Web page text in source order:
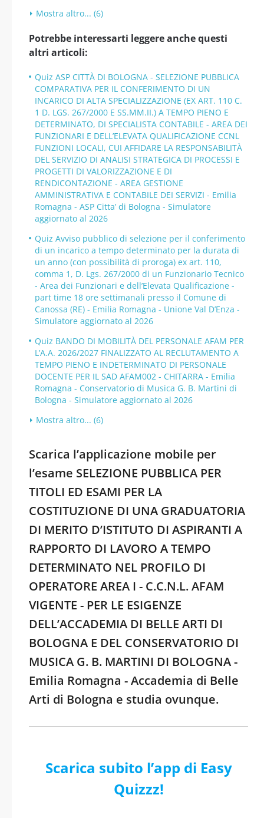
Mostra altro... (6)
Potrebbe interessarti leggere anche questi
altri articoli:
Quiz ASP CITTÀ DI BOLOGNA - SELEZIONE PUBBLICA
COMPARATIVA PER IL CONFERIMENTO DI UN
INCARICO DI ALTA SPECIALIZZAZIONE (EX ART. 110 C.
1 D. LGS. 267/2000 E SS.MM.II.) A TEMPO PIENO E
DETERMINATO, DI SPECIALISTA CONTABILE - AREA DEI
FUNZIONARI E DELL’ELEVATA QUALIFICAZIONE CCNL
FUNZIONI LOCALI, CUI AFFIDARE LA RESPONSABILITÀ
DEL SERVIZIO DI ANALISI STRATEGICA DI PROCESSI E
PROGETTI DI VALORIZZAZIONE E DI
RENDICONTAZIONE - AREA GESTIONE
AMMINISTRATIVA E CONTABILE DEI SERVIZI - Emilia
Romagna - ASP Citta’ di Bologna - Simulatore
aggiornato al 2026
Quiz Avviso pubblico di selezione per il conferimento
di un incarico a tempo determinato per la durata di
un anno (con possibilità di proroga) ex art. 110,
comma 1, D. Lgs. 267/2000 di un Funzionario Tecnico
- Area dei Funzionari e dell’Elevata Qualificazione -
part time 18 ore settimanali presso il Comune di
Canossa (RE) - Emilia Romagna - Unione Val D’Enza -
Simulatore aggiornato al 2026
Quiz BANDO DI MOBILITÀ DEL PERSONALE AFAM PER
L’A.A. 2026/2027 FINALIZZATO AL RECLUTAMENTO A
TEMPO PIENO E INDETERMINATO DI PERSONALE
DOCENTE PER IL SAD AFAM002 - CHITARRA - Emilia
Romagna - Conservatorio di Musica G. B. Martini di
Bologna - Simulatore aggiornato al 2026
Mostra altro... (6)
Scarica l’applicazione mobile per
l’esame SELEZIONE PUBBLICA PER
TITOLI ED ESAMI PER LA
COSTITUZIONE DI UNA GRADUATORIA
DI MERITO D’ISTITUTO DI ASPIRANTI A
RAPPORTO DI LAVORO A TEMPO
DETERMINATO NEL PROFILO DI
OPERATORE AREA I - C.C.N.L. AFAM
VIGENTE - PER LE ESIGENZE
DELL’ACCADEMIA DI BELLE ARTI DI
BOLOGNA E DEL CONSERVATORIO DI
MUSICA G. B. MARTINI DI BOLOGNA -
Emilia Romagna - Accademia di Belle
Arti di Bologna e studia ovunque.
Scarica subito l’app di Easy
Quizzz!